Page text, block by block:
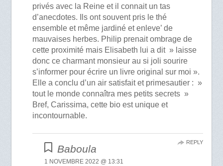
privés avec la Reine et il connait un tas
d’anecdotes. Ils ont souvent pris le thé
ensemble et même jardiné et enleve’ de
mauvaises herbes. Philip prenait ombrage de
cette proximité mais Elisabeth lui a dit » laisse
donc ce charmant monsieur au si joli sourire
s’informer pour écrire un livre original sur moi ».
Elle a conclu d’un air satisfait et primesautier : »
tout le monde connaîtra mes petits secrets »
Bref, Carissima, cette bio est unique et
incontournable.
Baboula
1 NOVEMBRE 2022 @ 13:31
REPLY